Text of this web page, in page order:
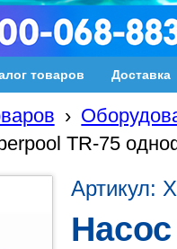
товаров Доставка
›
TR-75
Артикул: